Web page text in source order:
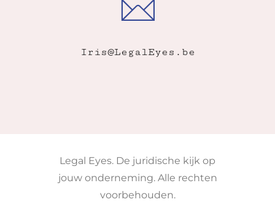
Iris@LegalEyes.be
Legal Eyes. De juridische kijk op
jouw onderneming. Alle rechten
voorbehouden.